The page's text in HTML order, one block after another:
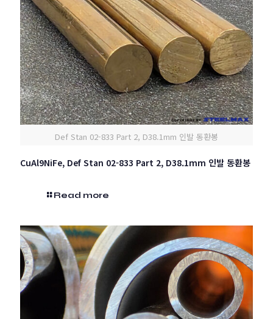
Def Stan 02-833 Part 2, D38.1mm 인발 동환봉
CuAl9NiFe, Def Stan 02-833 Part 2, D38.1mm 인발 동환봉
Read more